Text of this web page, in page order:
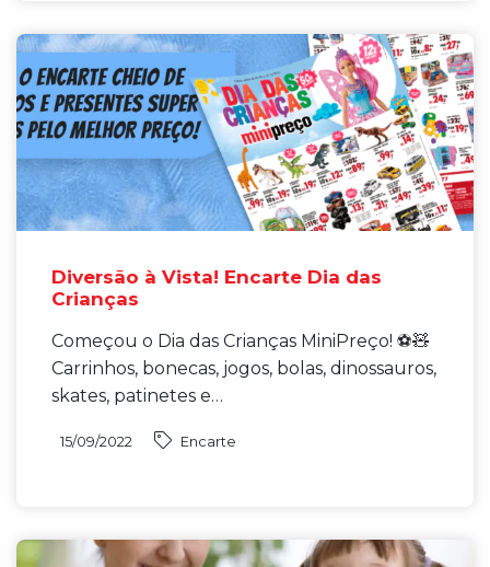
Diversão à Vista! Encarte Dia das
Crianças
Começou o Dia das Crianças MiniPreço! ⚽🧸
Carrinhos, bonecas, jogos, bolas, dinossauros,
skates, patinetes e…
15/09/2022 Encarte